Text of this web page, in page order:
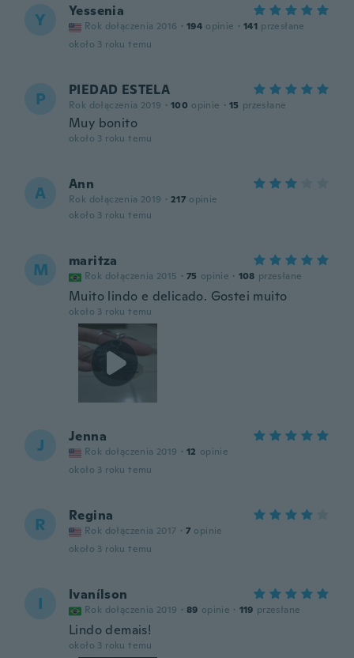
Y Yessenia
Rok dołączenia 2016 · 194 opinie · 141 przesłane
około 3 roku temu
P PIEDAD ESTELA
Rok dołączenia 2019 · 100 opinie · 15 przesłane
Muy bonito
około 3 roku temu
A Ann
Rok dołączenia 2019 · 217 opinie
około 3 roku temu
M maritza
Rok dołączenia 2015 · 75 opinie · 108 przesłane
Muito lindo e delicado. Gostei muito
około 3 roku temu
J Jenna
Rok dołączenia 2019 · 12 opinie
około 3 roku temu
R Regina
Rok dołączenia 2017 · 7 opinie
około 3 roku temu
I Ivanílson
Rok dołączenia 2019 · 89 opinie · 119 przesłane
Lindo demais!
około 3 roku temu